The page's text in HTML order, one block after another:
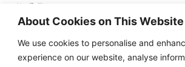
About Cookies on This Website
We use cookies to personalise and
experience on our website, analyse
蛇岛综合保税区